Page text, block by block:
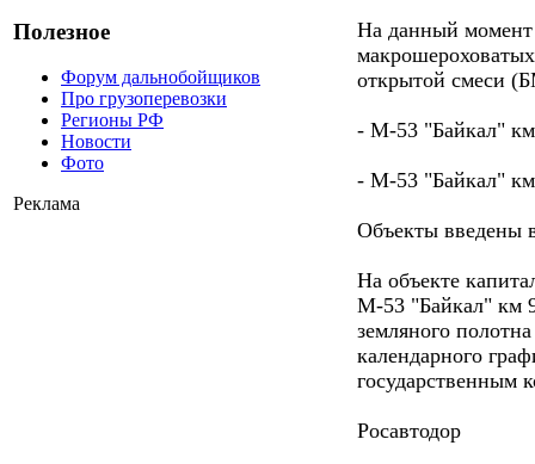
Полезное
Форум дальнобойщиков
Про грузоперевозки
Регионы РФ
Новости
Фото
Реклама
На данный момент
открытой смеси
- М-53 "Байкал"
- М-53 "Байкал"
Объекты введены
На объекте
М-53 "Байкал" км
земляного
календарного
государственным
Росавтодор